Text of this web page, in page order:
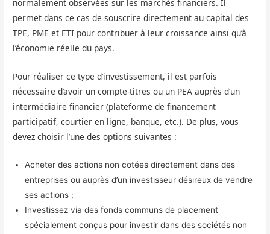
normalement observées sur les marchés financiers. Il
permet dans ce cas de souscrire directement au capital des
TPE, PME et ETI pour contribuer à leur croissance ainsi qu’à
l’économie réelle du pays.
Pour réaliser ce type d’investissement, il est parfois
nécessaire d’avoir un compte-titres ou un PEA auprès d’un
intermédiaire financier (plateforme de financement
participatif, courtier en ligne, banque, etc.). De plus, vous
devez choisir l’une des options suivantes :
Acheter des actions non cotées directement dans des
entreprises ou auprès d’un investisseur désireux de vendre
ses actions ;
Investissez via des fonds communs de placement
spécialement conçus pour investir dans des sociétés non